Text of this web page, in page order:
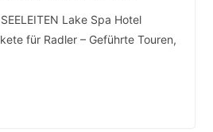
Lake Spa Hotel
für Radler – Geführte Touren,